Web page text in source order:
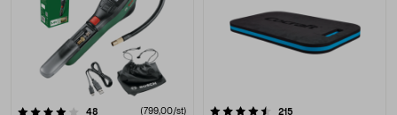
48 recensioner(799,00/st)
4.5 av 5 stjärnor 215